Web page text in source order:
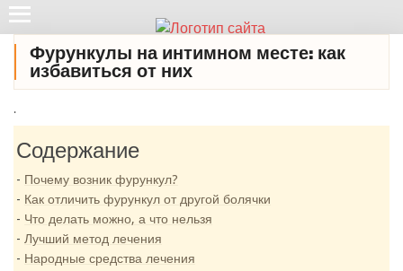
Фурункулы на интимном месте: как
избавиться от них
.
Содержание
Почему возник фурункул?
Как отличить фурункул от другой болячки
Что делать можно, а что нельзя
Лучший метод лечения
Народные средства лечения